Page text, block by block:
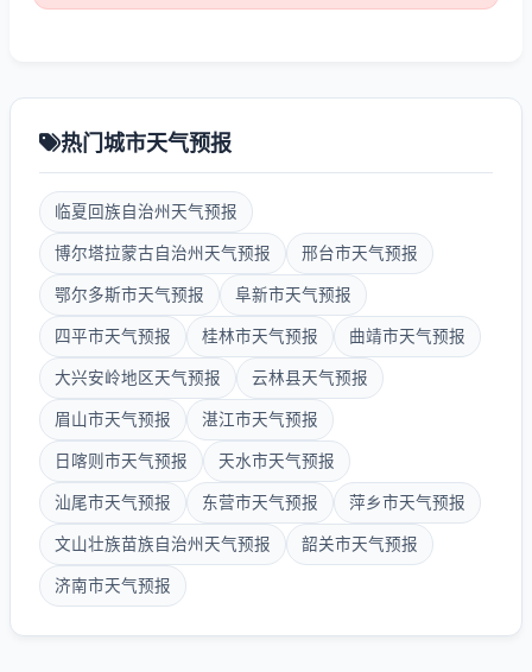
热门城市天气预报
临夏回族自治州天气预报
博尔塔拉蒙古自治州天气预报 邢台市天气预报
鄂尔多斯市天气预报 阜新市天气预报
四平市天气预报 桂林市天气预报 曲靖市天气预报
大兴安岭地区天气预报 云林县天气预报
眉山市天气预报 湛江市天气预报
日喀则市天气预报 天水市天气预报
汕尾市天气预报 东营市天气预报 萍乡市天气预报
文山壮族苗族自治州天气预报 韶关市天气预报
济南市天气预报